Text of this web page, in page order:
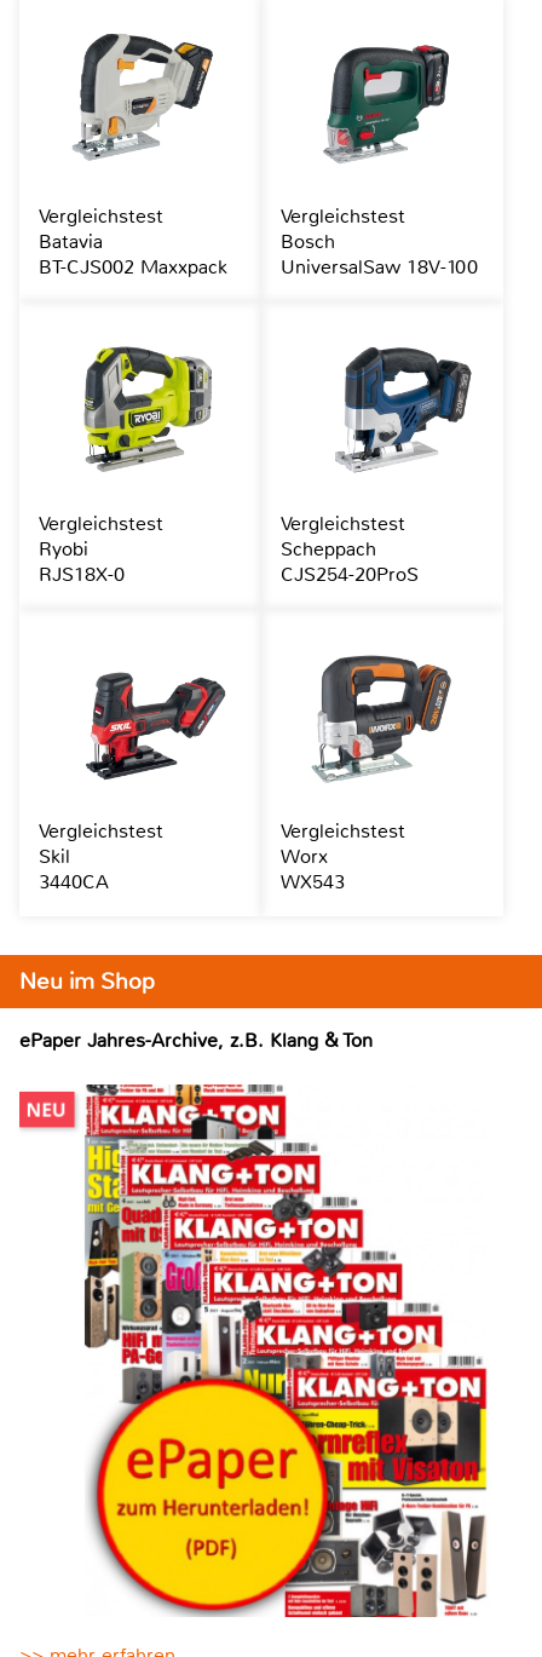
Neu im Shop
ePaper Jahres-Archive, z.B. Klang & Ton
Vergleichstest
Batavia
BT-CJS002 Maxxpack
Vergleichstest
Bosch
UniversalSaw 18V-100
Vergleichstest
Ryobi
RJS18X-0
Vergleichstest
Scheppach
CJS254-20ProS
Vergleichstest
Skil
3440CA
Vergleichstest
Worx
WX543